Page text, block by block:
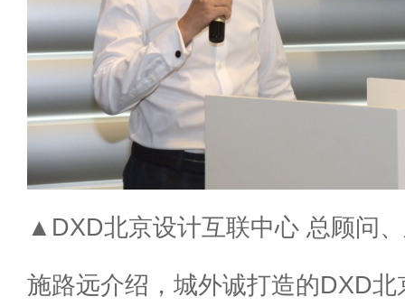
▲DXD北京设计互联中心 总顾问
施路远介绍，城外诚打造的DXD